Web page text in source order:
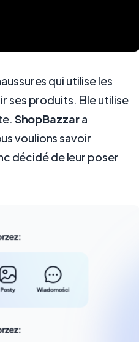
qui utilise les
ses produits. Elle utilise
ShopBazzara
voulions savoir
décidé de leur poser